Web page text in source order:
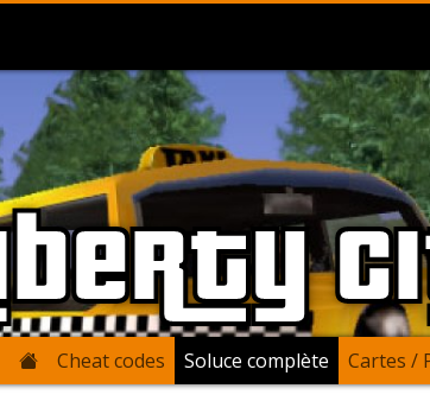
Cheat codes Soluce complète Cartes /